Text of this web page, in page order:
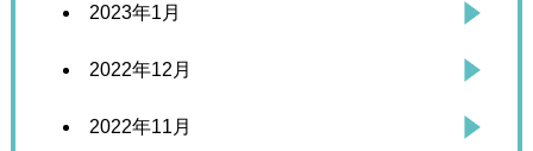
2023年1月
2022年12月
2022年11月